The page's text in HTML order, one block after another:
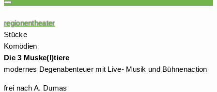
regionentheater
Stücke
Komödien
Die 3 Muske(l)tiere
modernes Degenabenteuer mit Live- Musik und Bühnenaction
frei nach A. Dumas